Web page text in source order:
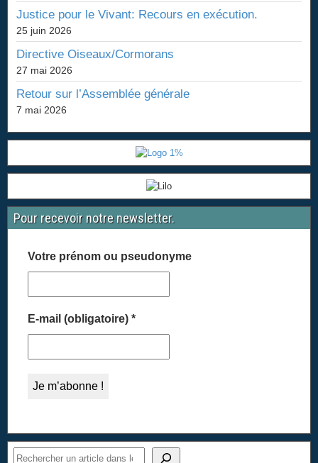
Justice pour le Vivant: Recours en exécution.
25 juin 2026
Directive Oiseaux/Cormorans
27 mai 2026
Retour sur l’Assemblée générale
7 mai 2026
Pour recevoir notre newsletter.
Votre prénom ou pseudonyme
E-mail (obligatoire) *